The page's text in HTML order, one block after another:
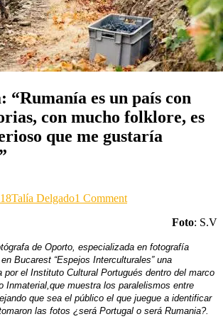
“Rumanía es un país con
con mucho folklore, es
que me gustaría
Talía Delgado1 Commenton
es
un
país
con
muchas
historias,
Foto: S.V
de Oporto, especializada en fotografía
Bucarest “Espejos Interculturales” una
por el Instituto Cultural Portugués dentro del marco
Inmaterial,que muestra los paralelismos entre
que sea el público el que juegue a identificar
las fotos ¿será Portugal o será Rumania?.